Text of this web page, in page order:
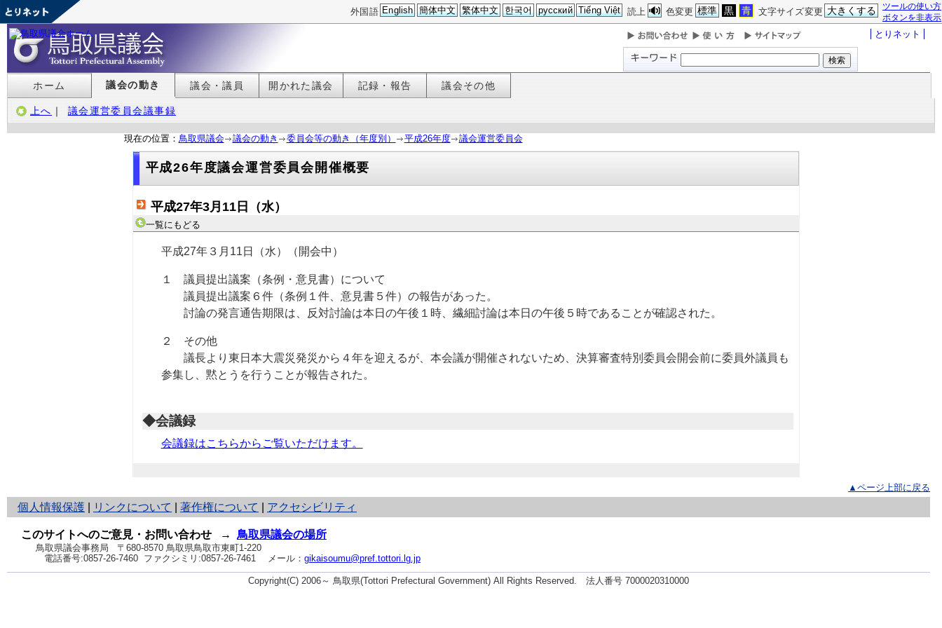
ツールの使い方
ボタンを非表示
文字サイズ変更 大きくする
色変更 標準 黒 青
読上
外国語 English 簡体中文 繁体中文 한국어 русский Tiếng Việt
とりネット
ホーム 議会の動き 議会・議員 開かれた議会 記録・報告 議会その他
上へ ｜ 議会運営委員会議事録
現在の位置： 鳥取県議会 議会の動き 委員会等の動き（年度別） 平成26年度 議会運営委員会
平成26年度議会運営委員会開催概要
平成27年3月11日（水）
一覧にもどる
平成27年３月11日（水）（開会中）
１ 議員提出議案（条例・意見書）について
議員提出議案６件（条例１件、意見書５件）の報告があった。
討論の発言通告期限は、反対討論は本日の午後１時、繊細討論は本日の午後５時であることが確認された。
２ その他
議長より東日本大震災発災から４年を迎えるが、本会議が開催されないため、決算審査特別委員会開会前に委員外議員も
参集し、黙とうを行うことが報告された。
◆会議録
会議録はこちらからご覧いただけます。
▲ページ上部に戻る
個人情報保護
と
り
ネ
ッ
ト
へ
リンクについて 著作権について アクセシビリティ
このサイトへのご意見・お問い合わせ → 鳥取県議会の場所
鳥取県議会事務局
〒680-8570 鳥取県鳥取市東町1-220
電話番号:0857-26-7460 ファクシミリ:0857-26-7461 メール： gikaisoumu@pref.tottori.lg.jp
Copyright(C) 2006～ 鳥取県(Tottori Prefectural Government) All Rights Reserved. 法人番号 7000020310000